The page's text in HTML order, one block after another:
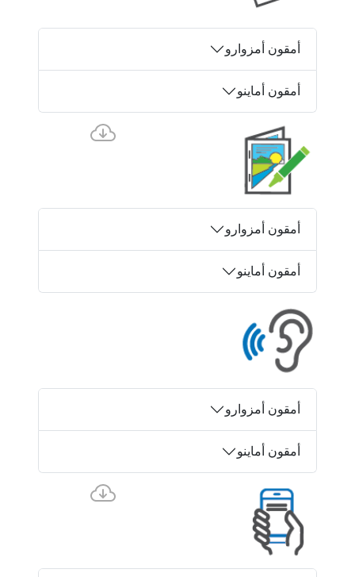
أمقون أمزوارو
أمقون أماينو
أمقون أمزوارو
أمقون أماينو
أمقون أمزوارو
أمقون أماينو